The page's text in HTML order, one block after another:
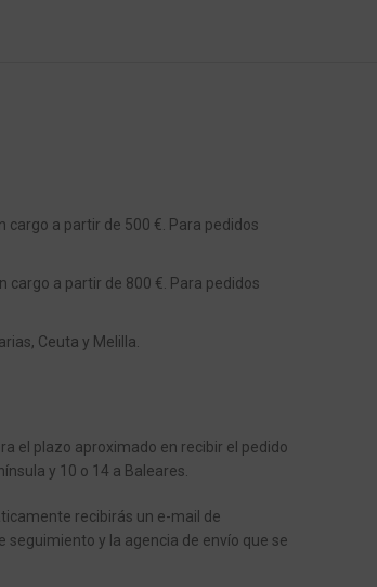
cargo a partir de 500 €. Para pedidos
cargo a partir de 800 €. Para pedidos
Ceuta y Melilla.
el plazo aproximado en recibir el pedido
y 10 o 14 a Baleares.
recibirás un e-mail de
y la agencia de envío que se